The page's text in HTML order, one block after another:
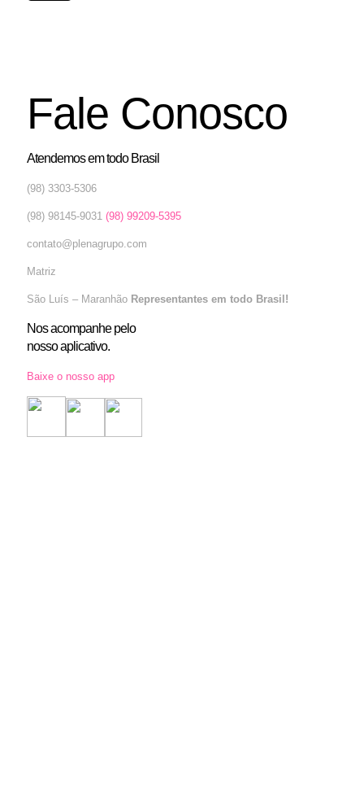
Fale Conosco
Atendemos em todo Brasil
(98) 3303-5306
(98) 98145-9031 (98) 99209-5395
contato@plenagrupo.com
Matriz
São Luís – Maranhão Representantes em todo Brasil!
Nos acompanhe pelo
nosso aplicativo.
Baixe o nosso app